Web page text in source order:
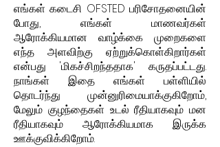
எங்கள் கடைசி OFSTED பரிசோதனையின்
போது, ​​எங்கள் மாணவர்கள்
ஆரோக்கியமான வாழ்க்கை முறைகளை
எந்த அளவிற்கு ஏற்றுக்கொள்கிறார்கள்
என்பது 'மிகச்சிறந்ததாக' கருதப்பட்டது.
நாங்கள் இதை எங்கள் பள்ளியில்
தொடர்ந்து முன்னுரிமையாக்குகிறோம்,
மேலும் குழந்தைகள் உடல் ரீதியாகவும் மன
ரீதியாகவும் ஆரோக்கியமாக இருக்க
ஊக்குவிக்கிறோம்.